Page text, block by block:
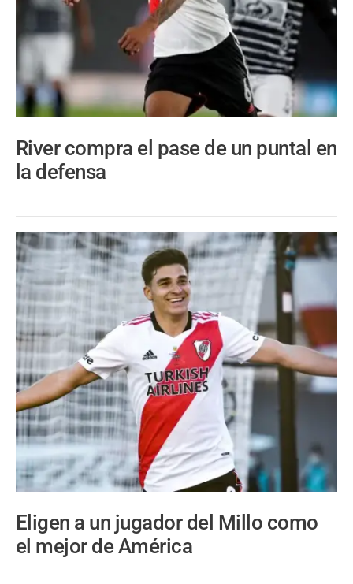
River compra el pase de un puntal en
la defensa
Eligen a un jugador del Millo como
el mejor de América